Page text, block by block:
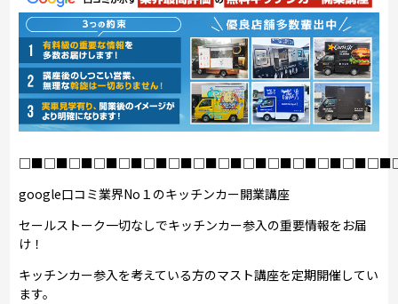
google口コミ業界No１のキッチンカー開業講座
セールストーク一切なしでキッチンカー参入の重要情報をお届
け！
キッチンカー参入を考えている方のマスト講座を定期開催してい
ます。